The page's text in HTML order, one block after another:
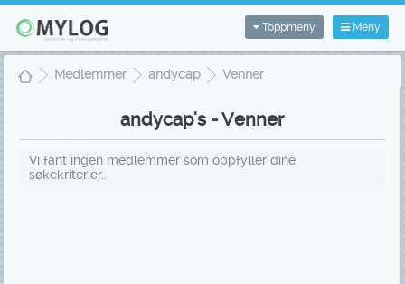
Meny
Toppmeny
Medlemmer andycap Venner
andycap's - Venner
Vi fant ingen medlemmer som oppfyller dine
søkekriterier..